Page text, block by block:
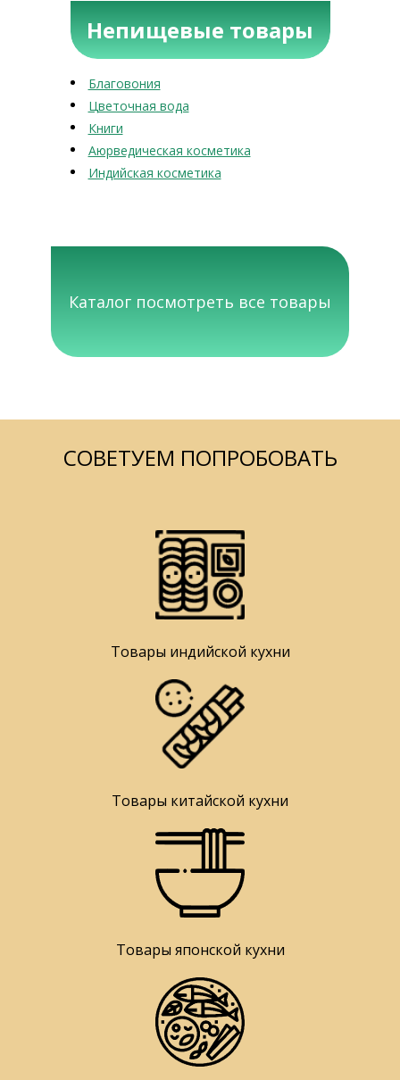
Непищевые товары
Благовония
Цветочная вода
Книги
Аюрведическая косметика
Индийская косметика
Каталог посмотреть все товары
СОВЕТУЕМ ПОПРОБОВАТЬ
Товары индийской кухни
Товары китайской кухни
Товары японской кухни